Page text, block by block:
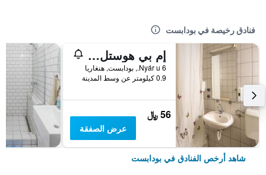
فنادق رخيصة في بودابست
إم بي هوستل بودابيست
6 Nyár u., بودابست, هنغاريا
0.9 كيلومتر عن وسط المدينة
56 ﷼
عرض الصفقة
شاهد أرخص الفنادق في بودابست